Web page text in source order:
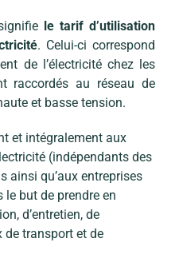
le tarif d’utilisation
. Celui-ci correspond
de l’électricité chez les
raccordés au réseau de
et basse tension.
et intégralement aux
(indépendants des
ainsi qu’aux entreprises
le but de prendre en
d’entretien, de
de transport et de